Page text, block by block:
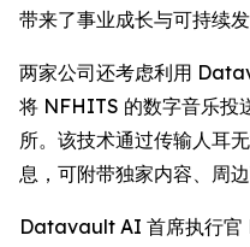
带来了事业成长与可持续
两家公司还考虑利用
将 NFHITS 的数字音乐投
所。该技术通过传输人耳
息，可附带独家内容、周
Datavault AI 首席执行